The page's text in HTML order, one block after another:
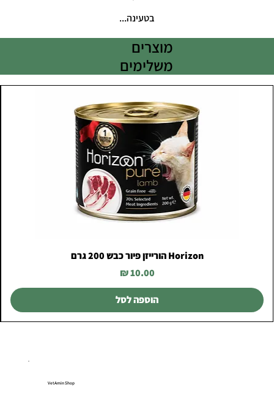
בטעינה...
מוצרים
משלימים
Horizon הורייזן פיור כבש 200 גרם
מחיר
הוספה לסל
VetAmin Shop